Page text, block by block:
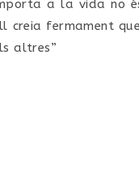
a la vida no
creia fermament
altres”